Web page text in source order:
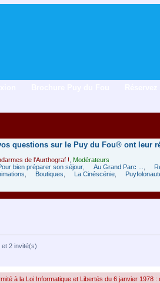
questions sur le Puy du Fou® ont leur
de l'Aurthograf ! Modérateurs
bien préparer son séjour Au Grand Parc ...
Boutiques La Cinéscénie
2 invité(s)
à la Loi Informatique et Libertés du 6 janvier 1978 :